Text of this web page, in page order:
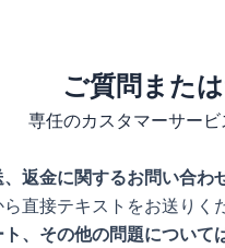
ご質問また
専任のカスタマーサー
返金に関するお問い合わ
直接テキストをお送りく
、その他の問題について